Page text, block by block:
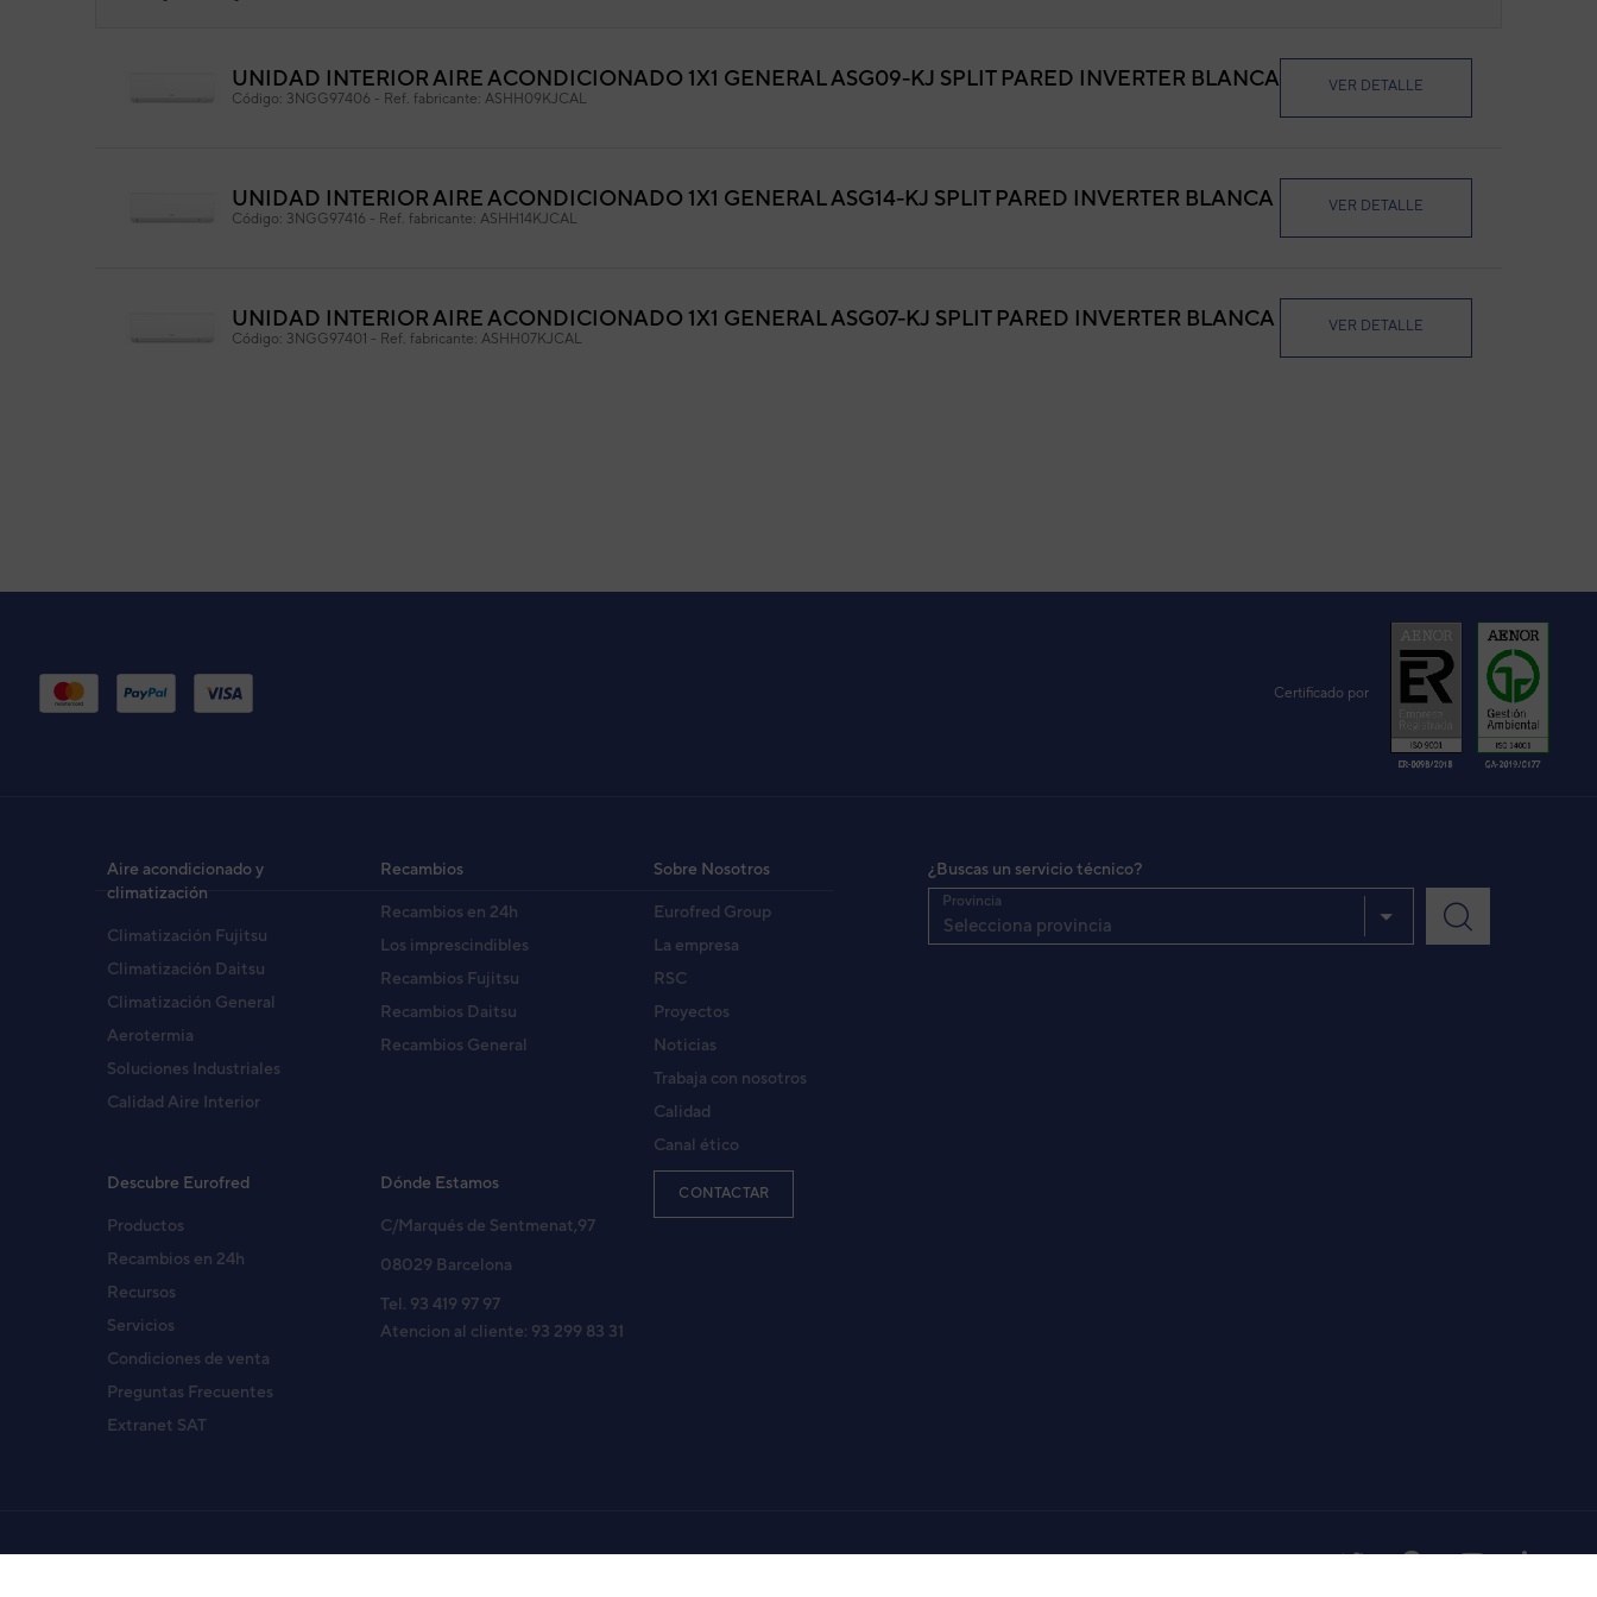
Panel frontal
UNIDAD INTERIOR AIRE ACONDICIONADO 1X1 GENERAL ASG09-KJ SPLIT PARED INVERTER BLANCA
Código: 3NGG97406 - Ref. fabricante: ASHH09KJCAL
VER DETALLE
UNIDAD INTERIOR AIRE ACONDICIONADO 1X1 GENERAL ASG14-KJ SPLIT PARED INVERTER BLANCA
Código: 3NGG97416 - Ref. fabricante: ASHH14KJCAL
VER DETALLE
UNIDAD INTERIOR AIRE ACONDICIONADO 1X1 GENERAL ASG07-KJ SPLIT PARED INVERTER BLANCA
Código: 3NGG97401 - Ref. fabricante: ASHH07KJCAL
VER DETALLE
Certificado por
Aire acondicionado y
climatización
Climatización Fujitsu
Climatización Daitsu
Climatización General
Aerotermia
Soluciones Industriales
Calidad Aire Interior
Recambios
Recambios en 24h
Los imprescindibles
Recambios Fujitsu
Recambios Daitsu
Recambios General
Sobre Nosotros
Eurofred Group
La empresa
RSC
Proyectos
Noticias
Trabaja con nosotros
Calidad
Canal ético
Descubre Eurofred
Productos
Recambios en 24h
Recursos
Servicios
Condiciones de venta
Preguntas Frecuentes
Extranet SAT
Dónde Estamos
C/Marqués de Sentmenat,97
08029 Barcelona
Tel. 93 419 97 97
Atencion al cliente: 93 299 83 31
CONTACTAR
¿Buscas un servicio técnico?
Selecciona provincia
Provincia